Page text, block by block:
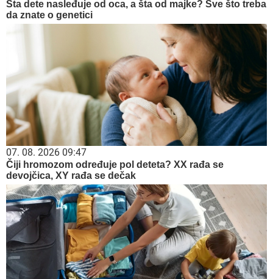
Šta dete nasleđuje od oca, a šta od majke? Sve što treba
da znate o genetici
07. 08. 2026 09:47
Čiji hromozom određuje pol deteta? XX rađa se
devojčica, XY rađa se dečak